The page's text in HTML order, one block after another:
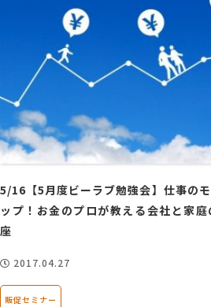
5/16【5月度ビーラブ勉強会】仕事の
ップ！お金のプロが教える会社と家
座
2017.04.27
販促セミナー